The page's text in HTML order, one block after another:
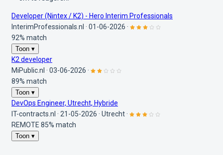
Developer (Nintex / K2) - Hero Interim Professionals
InterimProfessionals.nl · 01-06-2026 ·
92% match
Toon ▾
K2 developer
MiPublic.nl · 03-06-2026 ·
89% match
Toon ▾
DevOps Engineer, Utrecht, Hybride
IT-contracts.nl · 21-05-2026 · Utrecht ·
REMOTE 85% match
Toon ▾